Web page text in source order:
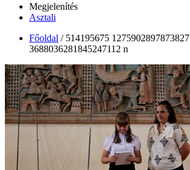
Megjelenítés
Asztali
Főoldal / 514195675 1275902897873827
3688036281845247112 n